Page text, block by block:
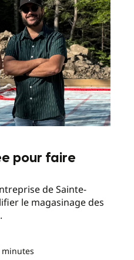
pour faire
de Sainte-
le magasinage des
minutes